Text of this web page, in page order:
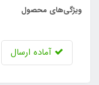
ویژگی‌های محصول
آماده ارسال